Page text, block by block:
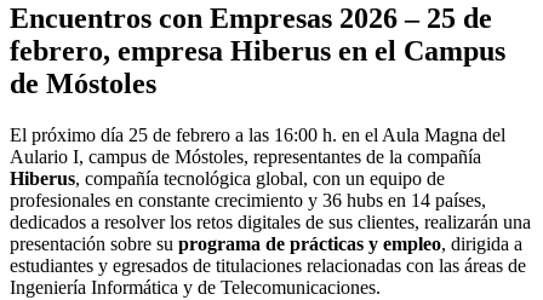
Encuentros con Empresas 2026 – 25 de
febrero, empresa Hiberus en el Campus
de Móstoles
El próximo día 25 de febrero a las 16:00 h. en el Aula Magna del
Aulario I, campus de Móstoles, representantes de la compañía
Hiberus, compañía tecnológica global, con un equipo de
profesionales en constante crecimiento y 36 hubs en 14 países,
dedicados a resolver los retos digitales de sus clientes, realizarán una
presentación sobre su programa de prácticas y empleo, dirigida a
estudiantes y egresados de titulaciones relacionadas con las áreas de
Ingeniería Informática y de Telecomunicaciones.